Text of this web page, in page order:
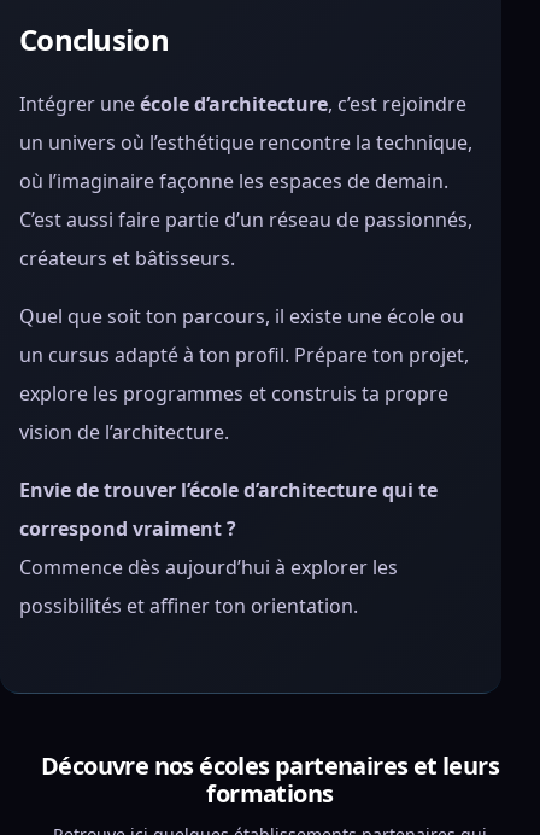
Conclusion
Intégrer uneécole d’architecture, c’est rejoindre
un univers où l’esthétique rencontre la technique,
où l’imaginaire façonne les espaces de demain.
C’est aussi faire partie d’un réseau de passionnés,
créateurs et bâtisseurs.
Quel que soit ton parcours, il existe une école ou
un cursus adapté à ton profil. Prépare ton projet,
explore les programmes et construis ta propre
vision de l’architecture.
Envie de trouver l’école d’architecture qui te
correspond vraiment ?
Commence dès aujourd’hui à explorer les
possibilités et affiner ton orientation.
Découvre nos écoles partenaires et leurs
formations